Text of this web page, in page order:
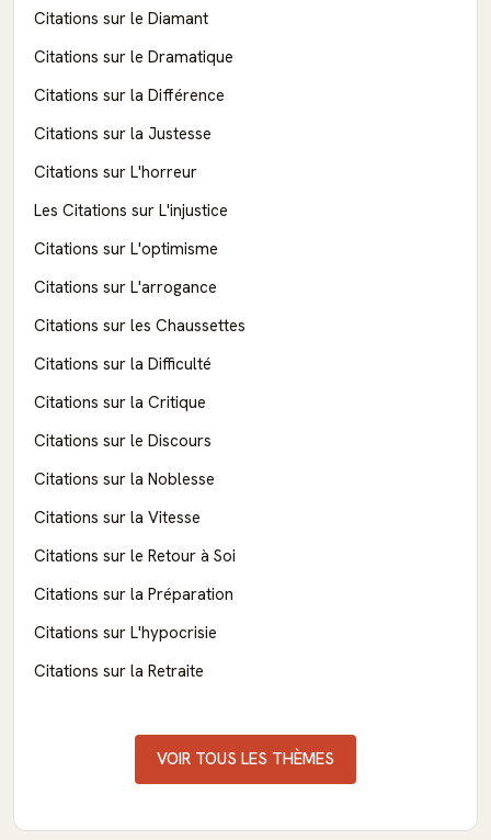
Citations sur le Diamant
Citations sur le Dramatique
Citations sur la Différence
Citations sur la Justesse
Citations sur L'horreur
Les Citations sur L'injustice
Citations sur L'optimisme
Citations sur L'arrogance
Citations sur les Chaussettes
Citations sur la Difficulté
Citations sur la Critique
Citations sur le Discours
Citations sur la Noblesse
Citations sur la Vitesse
Citations sur le Retour à Soi
Citations sur la Préparation
Citations sur L'hypocrisie
Citations sur la Retraite
VOIR TOUS LES THÈMES